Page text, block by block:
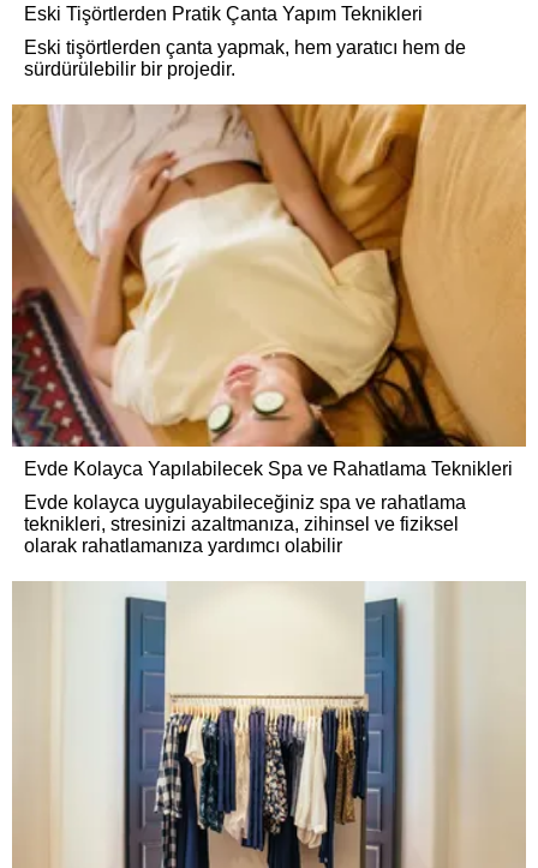
Eski Tişörtlerden Pratik Çanta Yapım Teknikleri
Eski tişörtlerden çanta yapmak, hem yaratıcı hem de
sürdürülebilir bir projedir.
Evde Kolayca Yapılabilecek Spa ve Rahatlama Teknikleri
Evde kolayca uygulayabileceğiniz spa ve rahatlama
teknikleri, stresinizi azaltmanıza, zihinsel ve fiziksel
olarak rahatlamanıza yardımcı olabilir